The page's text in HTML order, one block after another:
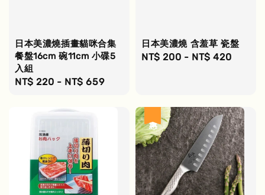
日本美濃燒插畫貓咪合集
餐盤16cm 碗11cm 小碟5
入組
Regular
NT$ 220 - NT$ 659
日本美濃燒 含羞草 瓷盤
Regular
NT$ 200 - NT$ 420